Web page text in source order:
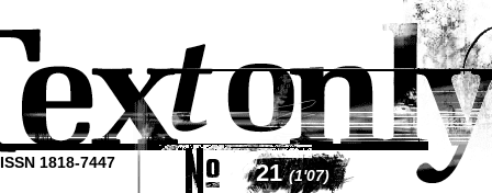
ISSN 1818-7447 21(1'07)